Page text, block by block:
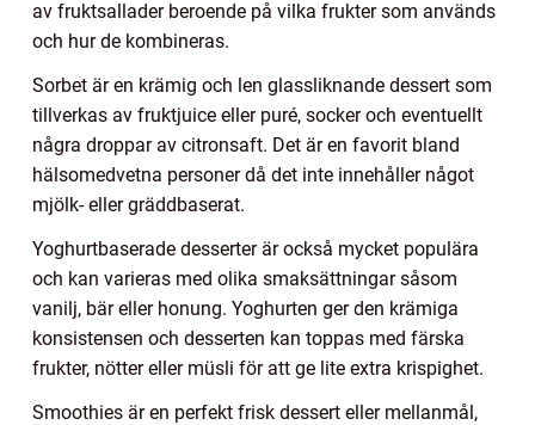
av fruktsallader beroende på vilka frukter som används
och hur de kombineras.
Sorbet är en krämig och len glassliknande dessert som
tillverkas av fruktjuice eller puré, socker och eventuellt
några droppar av citronsaft. Det är en favorit bland
hälsomedvetna personer då det inte innehåller något
mjölk- eller gräddbaserat.
Yoghurtbaserade desserter är också mycket populära
och kan varieras med olika smaksättningar såsom
vanilj, bär eller honung. Yoghurten ger den krämiga
konsistensen och desserten kan toppas med färska
frukter, nötter eller müsli för att ge lite extra krispighet.
Smoothies är en perfekt frisk dessert eller mellanmål,